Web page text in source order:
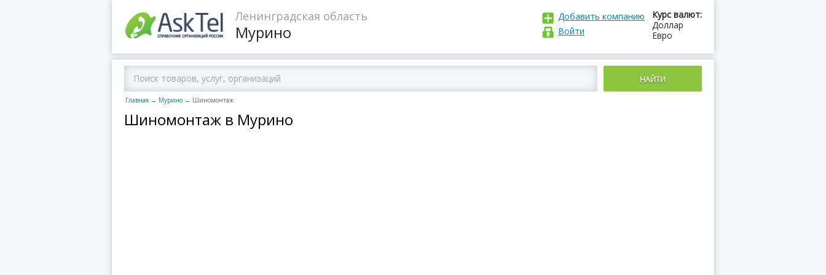
Ленинградская область
Мурино
Курс валют:
Доллар
Евро
Добавить компанию
Войти
Главная → Мурино → Шиномонтаж
Шиномонтаж в Мурино